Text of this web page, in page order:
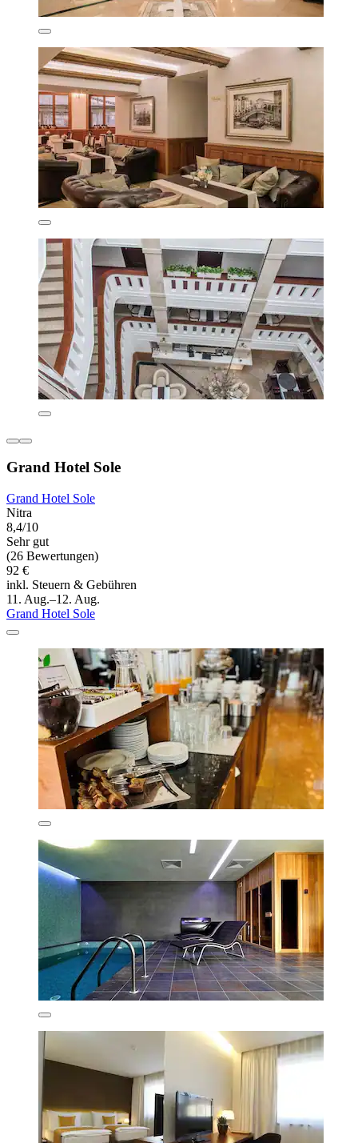
Grand Hotel Sole
Grand Hotel Sole
Nitra
8,4/10
Sehr gut
(26 Bewertungen)
92 €
inkl. Steuern & Gebühren
11. Aug.–12. Aug.
Grand Hotel Sole